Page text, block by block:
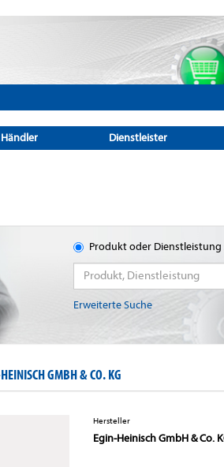
Händler Dienstleister
Produkt oder Dienstleistung
Erweiterte Suche
GMBH & CO. KG
Hersteller
Egin-Heinisch GmbH & Co.